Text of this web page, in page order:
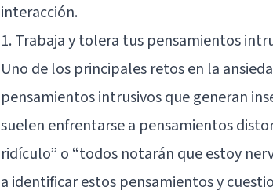
interacción.
1. Trabaja y tolera tus pensamientos
Uno de los principales retos en la
pensamientos intrusivos que generan
suelen enfrentarse a pensamientos
ridículo” o “todos notarán que estoy
a identificar estos pensamientos y